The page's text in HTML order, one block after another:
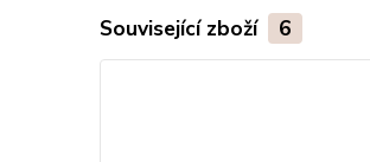
Související zboží 6